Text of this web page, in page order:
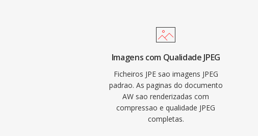
Imagens com Qualidade JPEG
Ficheiros JPE sao imagens JPEG
padrao. As paginas do documento
AW sao renderizadas com
compressao e qualidade JPEG
completas.